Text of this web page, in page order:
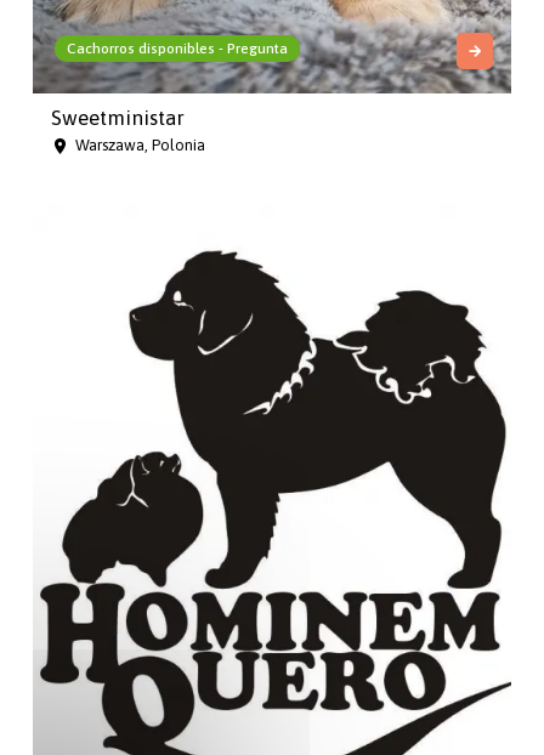
Cachorros disponibles - Pregunta
Sweetministar
Warszawa, Polonia